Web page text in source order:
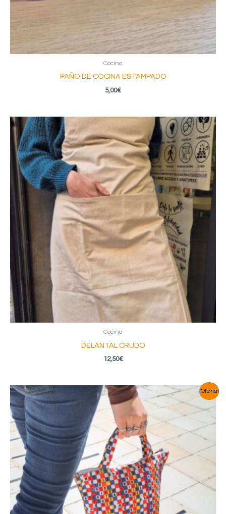
Cocina
PAÑO DE COCINA ESTAMPADO
5,00€
Cocina
DELANTAL CRUDO
12,50€
¡Oferta!